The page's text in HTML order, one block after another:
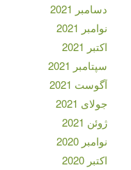
دسامبر 2021
نوامبر 2021
اکتبر 2021
سپتامبر 2021
آگوست 2021
جولای 2021
ژوئن 2021
نوامبر 2020
اکتبر 2020